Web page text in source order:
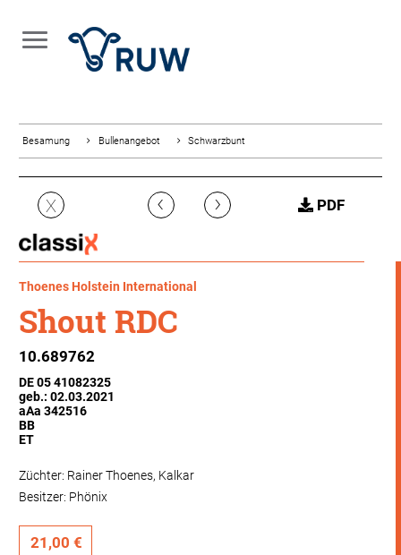
Besamung Bullenangebot Schwarzbunt
X ‹ › PDF
Thoenes Holstein International
Shout RDC
10.689762
DE 05 41082325
geb.: 02.03.2021
aAa 342516
BB
ET
Züchter: Rainer Thoenes, Kalkar
Besitzer: Phönix
21,00 €